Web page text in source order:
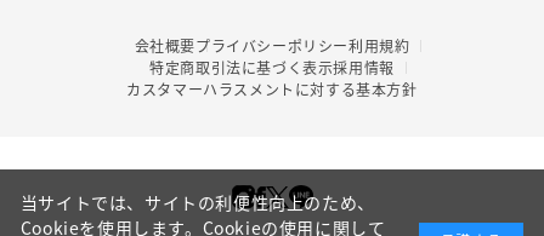
会社概要プライバシーポリシー利用規約
特定商取引法に基づく表示採用情報
カスタマーハラスメントに対する基本方針
当サイトでは、サイトの利便性向上のため、
Cookieを使用します。Cookieの使用に関して